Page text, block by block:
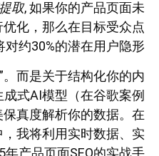
取, 如果你的产品页面未
化，那么在目标受众点
约30%的潜在用户隐形。.
。而是关于结构化你的内
式AI模型（在谷歌案例
真度解析你的数据。在
我将利用实时数据、实
产品页面SEO的实战手